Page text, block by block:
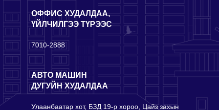
ОФФИС ХУДАЛДАА,
ҮЙЛЧИЛГЭЭ ТҮРЭЭС
7010-2888
АВТО МАШИН
ДУГУЙН ХУДАЛДАА
Улаанбаатар хот, БЗД 19-р хороо, Цайз захын